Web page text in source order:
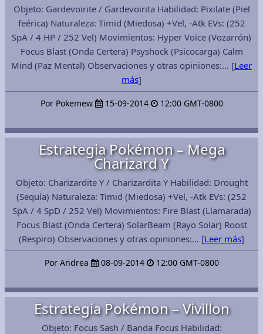
Objeto: Gardevoirite / Gardevoirita Habilidad: Pixilate (Piel
feérica) Naturaleza: Timid (Miedosa) +Vel, -Atk EVs: (252
SpA / 4 HP / 252 Vel) Movimientos: Hyper Voice (Vozarrón)
Focus Blast (Onda Certera) Psyshock (Psicocarga) Calm
Mind (Paz Mental) Observaciones y otras opiniones:… [Leer
más]
Por Pokemew 15-09-2014 12:00 GMT-0800
Estrategia Pokémon – Mega
Charizard Y
Objeto: Charizardite Y / Charizardita Y Habilidad: Drought
(Sequía) Naturaleza: Timid (Miedosa) +Vel, -Atk EVs: (252
SpA / 4 SpD / 252 Vel) Movimientos: Fire Blast (Llamarada)
Focus Blast (Onda Certera) SolarBeam (Rayo Solar) Roost
(Respiro) Observaciones y otras opiniones:… [Leer más]
Por Andrea 08-09-2014 12:00 GMT-0800
Estrategia Pokémon – Vivillon
Objeto: Focus Sash / Banda Focus Habilidad: